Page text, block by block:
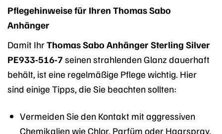
Pflegehinweise für Ihren Thomas Sabo
Anhänger
Damit IhrThomas Sabo Anhänger Sterling Silver
PE933-516-7 seinen strahlenden Glanz dauerhaft
behält, ist eine regelmäßige Pflege wichtig. Hier
sind einige Tipps, die Sie beachten sollten:
Vermeiden Sie den Kontakt mit aggressiven
Chemikalien wie Chlor, Parfüm oder Haarspray.